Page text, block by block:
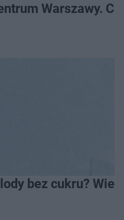
Warszawy.
bez cukru?